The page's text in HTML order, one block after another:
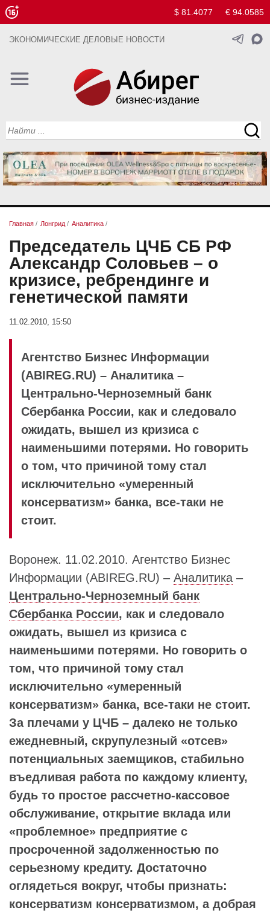
$ 81.4077 € 94.0585
ЭКОНОМИЧЕСКИЕ ДЕЛОВЫЕ НОВОСТИ
Главная / Лонгрид / Аналитика /
Председатель ЦЧБ СБ РФ
Александр Соловьев – о
кризисе, ребрендинге и
генетической памяти
11.02.2010, 15:50
Агентство Бизнес Информации
(ABIREG.RU) – Аналитика –
Центрально-Черноземный банк
Сбербанка России, как и следовало
ожидать, вышел из кризиса с
наименьшими потерями. Но говорить
о том, что причиной тому стал
исключительно «умеренный
консерватизм» банка, все-таки не
стоит.
Воронеж. 11.02.2010. Агентство Бизнес
Информации (ABIREG.RU) – Аналитика –
Центрально-Черноземный банк
Сбербанка России, как и следовало
ожидать, вышел из кризиса с
наименьшими потерями. Но говорить о
том, что причиной тому стал
исключительно «умеренный
консерватизм» банка, все-таки не стоит.
За плечами у ЦЧБ – далеко не только
ежедневный, скрупулезный «отсев»
потенциальных заемщиков, стабильно
въедливая работа по каждому клиенту,
будь то простое рассчетно-кассовое
обслуживание, открытие вклада или
«проблемное» предприятие с
просроченной задолженностью по
серьезному кредиту. Достаточно
оглядеться вокруг, чтобы признать:
консерватизм консерватизмом, а добрая